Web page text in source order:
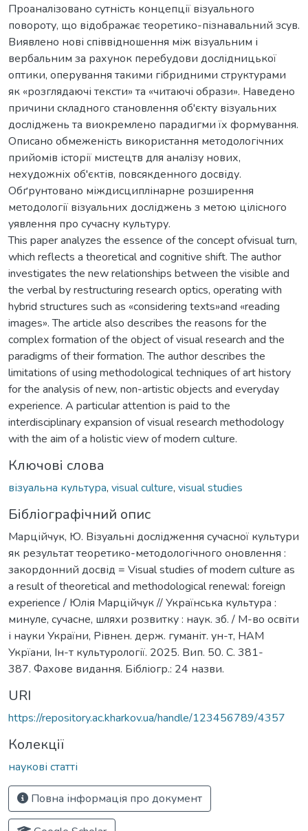
Проаналізовано сутність концепції візуального
повороту, що відображає теоретико-пізнавальний зсув.
Виявлено нові співвідношення між візуальним і
вербальним за рахунок перебудови дослідницької
оптики, оперування такими гібридними структурами
як «розглядаючі тексти» та «читаючі образи». Наведено
причини складного становлення об'єкту візуальних
досліджень та виокремлено парадигми їх формування.
Описано обмеженість використання методологічних
прийомів історії мистецтв для аналізу нових,
нехудожніх об'єктів, повсякденного досвіду.
Обґрунтовано міждисциплінарне розширення
методології візуальних досліджень з метою цілісного
уявлення про сучасну культуру.
This paper analyzes the essence of the concept ofvisual turn,
which reflects a theoretical and cognitive shift. The author
investigates the new relationships between the visible and
the verbal by restructuring research optics, operating with
hybrid structures such as «considering texts»and «reading
images». The article also describes the reasons for the
complex formation of the object of visual research and the
paradigms of their formation. The author describes the
limitations of using methodological techniques of art history
for the analysis of new, non-artistic objects and everyday
experience. A particular attention is paid to the
interdisciplinary expansion of visual research methodology
with the aim of a holistic view of modern culture.
Ключові слова
візуальна культура, visual culture, visual studies
Бібліографічний опис
Марційчук, Ю. Візуальні дослідження сучасної культури
як результат теоретико-методологічного оновлення :
закордонний досвід = Visual studies of modern culture as
a result of theoretical and methodological renewal: foreign
experience / Юлія Марційчук // Українська культура :
минуле, сучасне, шляхи розвитку : наук. зб. / М-во освіти
і науки України, Рівнен. держ. гуманіт. ун-т, НАМ
Укрїани, Ін-т культурології. 2025. Вип. 50. С. 381-
387. Фахове видання. Бібліогр.: 24 назви.
URI
https://repository.ac.kharkov.ua/handle/123456789/4357
Колекції
наукові статті
Повна інформація про документ